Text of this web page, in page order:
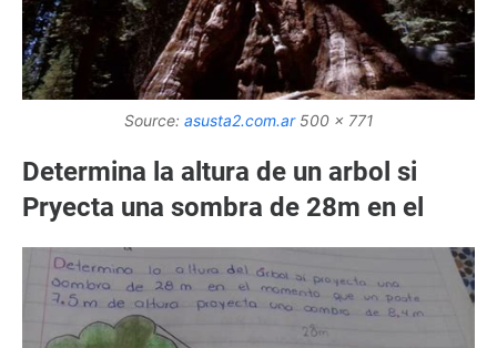
Source: asusta2.com.ar500 x 771
Determina la altura de un arbol si
Pryecta una sombra de 28m en el